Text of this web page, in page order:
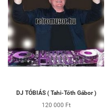
DJ TÓBIÁS ( Tahi-Tóth Gábor )
120 000 Ft